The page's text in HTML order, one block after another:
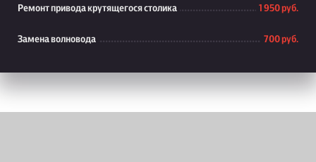
Ремонт привода крутящегося столика 1 950 руб.
Замена волновода 700 руб.